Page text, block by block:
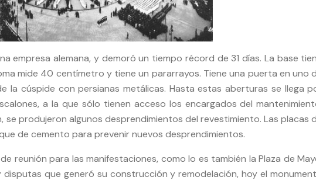
empresa alemana, y demoró un tiempo récord de 31 días. La base
mide 40 centímetro y tiene un pararrayos. Tiene una puerta en uno
la cúspide con persianas metálicas. Hasta estas aberturas se llega
a la que sólo tienen acceso los encargados del
se produjeron algunos desprendimientos del revestimiento. Las placas
de cemento para prevenir nuevos desprendimientos.
reunión para las manifestaciones, como lo es también la Plaza de
que generó su construcción y remodelación, hoy el